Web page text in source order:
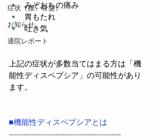
症状（腰、骨盤）
お知らせ
通院レポート
みぞおちの痛み
胃もたれ
吐き気
上記の症状が多数当てはまる方は「機
能性ディスペプシア」の可能性があり
ます。
■機能性ディスペプシアとは
----------------------------------------------